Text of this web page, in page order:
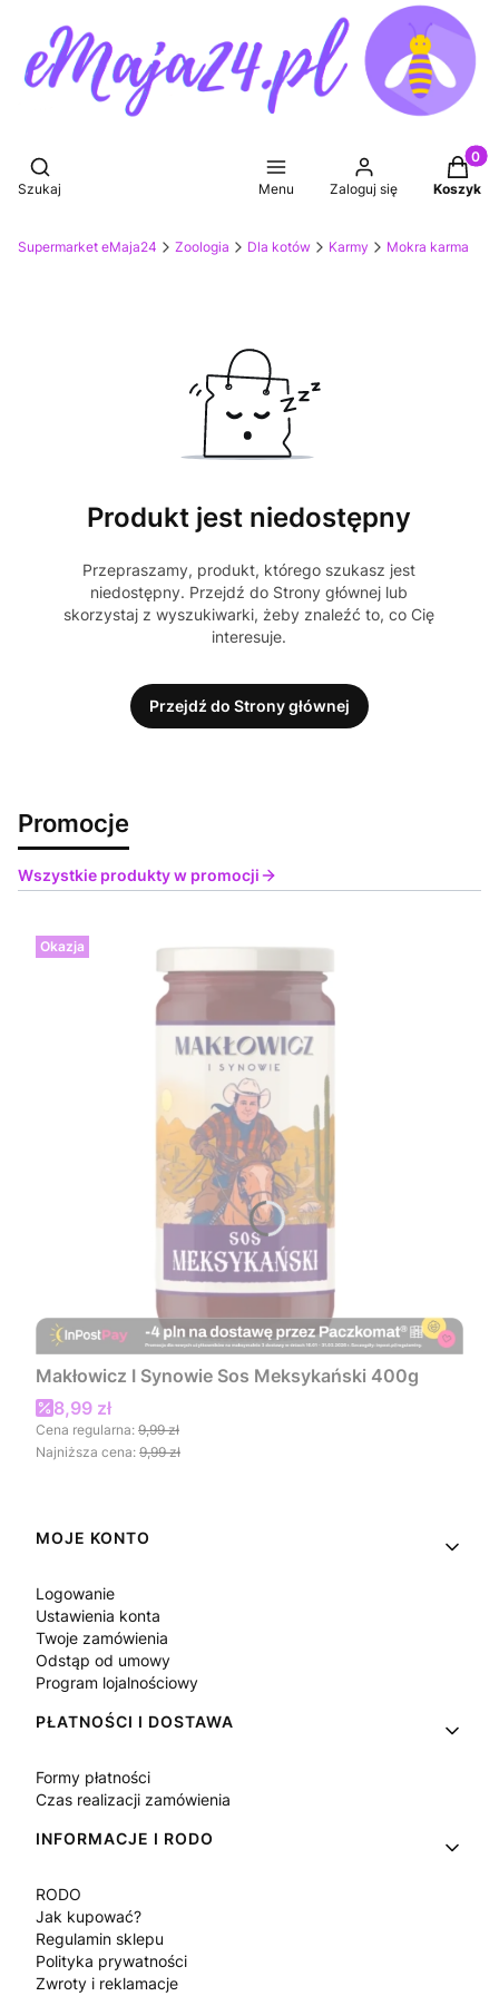
Otwórz wyszukiwarkę
Szukaj Menu Zaloguj się Koszyk
Supermarket eMaja24 Zoologia Dla kotów Karmy Mokra karma
Produkt jest niedostępny
Przepraszamy, produkt, którego szukasz jest
niedostępny. Przejdź do Strony głównej lub
skorzystaj z wyszukiwarki, żeby znaleźć to, co Cię
interesuje.
Przejdź do Strony głównej
Promocje
Wszystkie produkty w promocji
Okazja
Makłowicz I Synowie Sos Meksykański 400g
Cena promocyjna
8,99 zł
Cena regularna: 9,99 zł
Najniższa cena: 9,99 zł
Linki w stopce
MOJE KONTO
Logowanie
Ustawienia konta
Twoje zamówienia
Odstąp od umowy
Program lojalnościowy
PŁATNOŚCI I DOSTAWA
Formy płatności
Czas realizacji zamówienia
INFORMACJE I RODO
RODO
Jak kupować?
Regulamin sklepu
Polityka prywatności
Zwroty i reklamacje